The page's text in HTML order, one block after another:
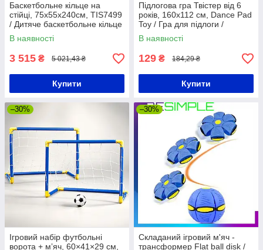
Баскетбольне кільце на
стійці, 75х55х240см, TIS7499
/ Дитяче баскетбольне кільце
/ Баскетбольний кошик
В наявності
3 515 ₴ 5 021,43 ₴
Купити
Підлогова гра Твістер від 6
років, 160х112 см, Dance Pad
Toy / Гра для підлоги /
Інтерактивний килимок для
гри / Дитяча гра
В наявності
129 ₴ 184,29 ₴
Купити
–30%
Ігровий набір футбольні
ворота + мʼяч, 60×41×29 см,
–30%
Складаний ігровий м'яч -
трансформер Flat ball disk /